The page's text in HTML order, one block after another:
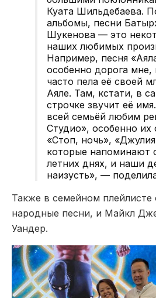
Куата Шильдебаева.
альбомы, песни
Шукенова — это
наших любимых
Например, песня
особенно дорога мне,
часто пела её своей
Аяле. Там, кстати, в
строчке звучит её
всей семьёй любим
Студио», особенно их
«Стоп, ночь»,
которые напоминают
летних днях, и наши
наизусть», —
Также в семейном плейлисте
народные песни, и Майкл
Уандер.